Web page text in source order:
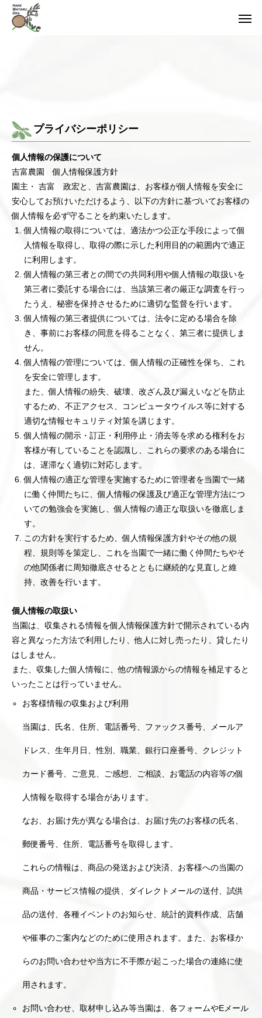
プライバシーポリシー
個人情報の保護について
吉富農園 個人情報保護方針
園主・ 吉富 政宏と、吉富農園は、お客様が個人情報を安全に
安心してお預けいただけるよう、以下の方針に基づいてお客様の
個人情報を必ず守ることを約束いたします。
個人情報の取得については、適法かつ公正な手段によって個
人情報を取得し、取得の際に示した利用目的の範囲内で適正
に利用します。
個人情報の第三者との間での共同利用や個人情報の取扱いを
第三者に委託する場合には、当該第三者の厳正な調査を行っ
たうえ、秘密を保持させるために適切な監督を行います。
個人情報の第三者提供については、法令に定める場合を除
き、事前にお客様の同意を得ることなく、第三者に提供しま
せん。
個人情報の管理については、個人情報の正確性を保ち、これ
を安全に管理します。
また、個人情報の紛失、破壊、改ざん及び漏えいなどを防止
するため、不正アクセス、コンピュータウイルス等に対する
適切な情報セキュリティ対策を講じます。
個人情報の開示・訂正・利用停止・消去等を求める権利をお
客様が有していることを認識し、これらの要求のある場合に
は、遅滞なく適切に対応します。
個人情報の適正な管理を実施するために管理者を当園で一緒
に働く仲間たちに、個人情報の保護及び適正な管理方法につ
いての勉強会を実施し、個人情報の適正な取扱いを徹底しま
す。
この方針を実行するため、個人情報保護方針やその他の規
程、規則等を策定し、これを当園で一緒に働く仲間たちやそ
の他関係者に周知徹底させるとともに継続的な見直しと維
持、改善を行います。
個人情報の取扱い
当園は、収集される情報を個人情報保護方針で開示されている内
容と異なった方法で利用したり、他人に対し売ったり、貸したり
はしません。
また、収集した個人情報に、他の情報源からの情報を補足すると
いったことは行っていません。
お客様情報の収集および利用
当園は、氏名、住所、電話番号、ファックス番号、メールア
ドレス、生年月日、性別、職業、銀行口座番号、クレジット
カード番号、ご意見、ご感想、ご相談、お電話の内容等の個
人情報を取得する場合があります。
なお、お届け先が異なる場合は、お届け先のお客様の氏名、
郵便番号、住所、電話番号を取得します。
これらの情報は、商品の発送および決済、お客様への当園の
商品・サービス情報の提供、ダイレクトメールの送付、試供
品の送付、各種イベントのお知らせ、統計的資料作成、店舗
や催事のご案内などのために使用されます。また、お客様か
らのお問い合わせや当方に不手際が起こった場合の連絡に使
用されます。
お問い合わせ、取材申し込み等当園は、各フォームやEメール